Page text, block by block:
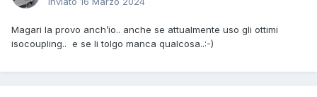
Magari la provo anch’io.. anche se attualmente uso gli ottimi
isocoupling.. e se li tolgo manca qualcosa..:-)